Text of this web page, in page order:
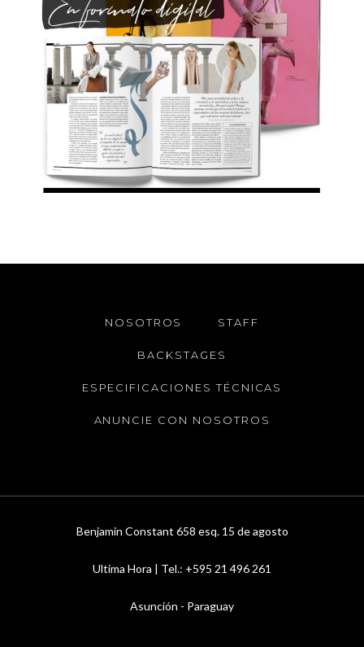
NOSOTROS STAFF
BACKSTAGES
ESPECIFICACIONES TÉCNICAS
ANUNCIE CON NOSOTROS
Benjamin Constant 658 esq. 15 de agosto
Ultima Hora | Tel.: +595 21 496 261
Asunción - Paraguay